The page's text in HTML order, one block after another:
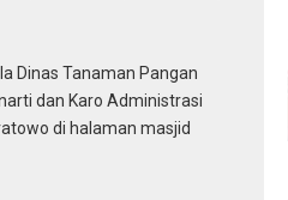
Dinas Tanaman Pangan
dan Karo Administrasi
di halaman masjid